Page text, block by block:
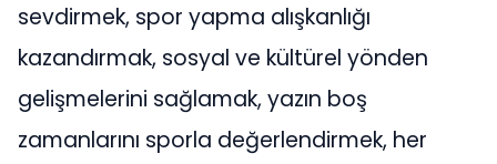
sevdirmek, spor yapma alışkanlığı
kazandırmak, sosyal ve kültürel yönden
gelişmelerini sağlamak, yazın boş
zamanlarını sporla değerlendirmek, her